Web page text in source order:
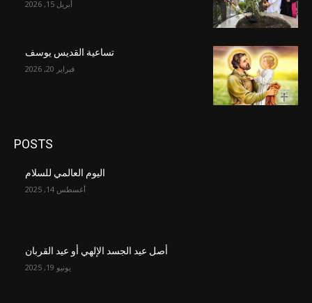
أبريل 15, 2026
تساعية القديس يوسف
فبراير 20, 2026
POSTS
اليوم العالمي للسلام
أغسطس 14, 2025
أصل عيد الجسد الإلهي أو عيد القربان
يونيو 19, 2025